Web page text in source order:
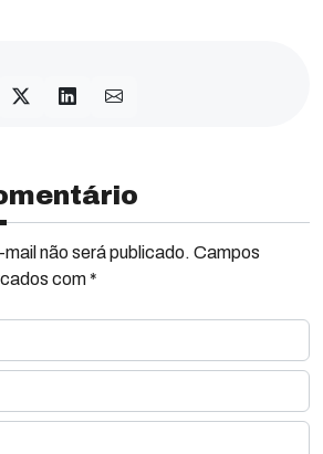
não será publicado. Campos
com *